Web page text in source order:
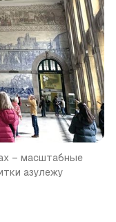
– масштабные
азулежу